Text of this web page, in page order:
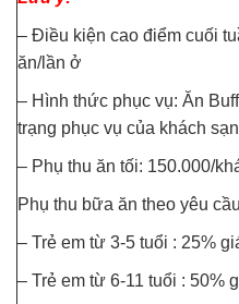
– Điều kiện cao điểm cuối
ăn/lần ở
– Hình thức phục vụ: Ăn
trạng phục vụ của khách
– Phụ thu ăn tối: 150.000/
Phụ thu bữa ăn theo yêu
– Trẻ em từ 3-5 tuổi : 25%
– Trẻ em từ 6-11 tuổi : 50%